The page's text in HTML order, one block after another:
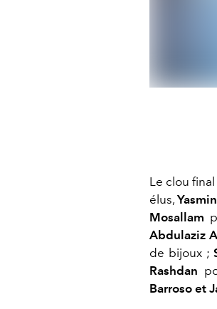
Le clou
élus,
Mosallam
Abdulaziz
de bijoux ;
Rashdan
Barroso et